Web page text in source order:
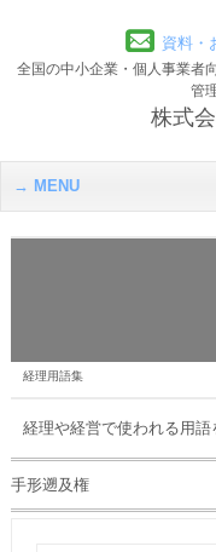
資料・
全国の中小企業・個人事業者
管
株式
MENU
経理用語集
経理や経営で使われる用語
手形遡及権